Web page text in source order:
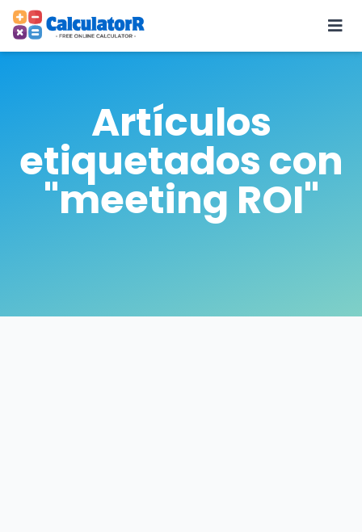
Artículos
etiquetados con
"meeting ROI"